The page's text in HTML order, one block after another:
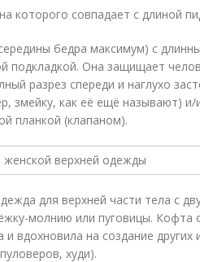
которого совпадает с длиной
бедра максимум) с
подкладкой. Она защищает
разрез спереди и наглухо
змейку, как её ещё называют) и/
планкой (клапаном).
для верхней части тела с
молнию или пуговицы. Кофта
вдохновила на создание других
худи).